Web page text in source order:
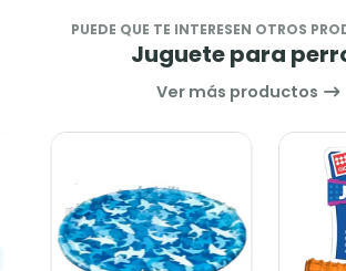
PUEDE QUE TE INTERESEN OTROS
Juguete para
Ver más productos